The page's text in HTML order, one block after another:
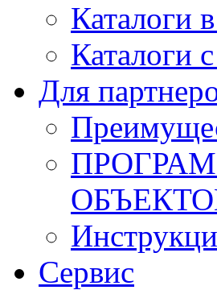
Каталоги
Каталоги
Для
Сервис